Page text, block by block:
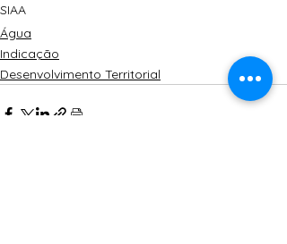
SIAA
Água
Indicação
Desenvolvimento Territorial